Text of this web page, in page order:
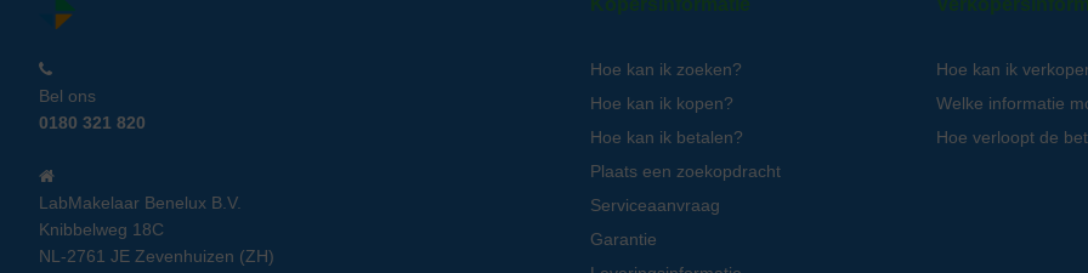
Bel ons
0180 321 820
LabMakelaar Benelux B.V.
Knibbelweg 18C
NL-2761 JE Zevenhuizen (ZH)
Kopersinformatie
Hoe kan ik zoeken?
Hoe kan ik kopen?
Hoe kan ik betalen?
Plaats een zoekopdracht
Serviceaanvraag
Garantie
Hoe kan ik
Welke informatie
Hoe verloopt de